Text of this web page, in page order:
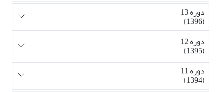
دوره 13
(1396)
دوره 12
(1395)
دوره 11
(1394)